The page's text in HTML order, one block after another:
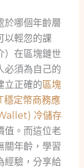
於哪個年齡層
以輕忽的課
）在區塊鏈世
必須為自己的
立正確的區塊
穩定幣商務應
冷儲存
值。而這位老
關年齡，學習
經驗，分享給